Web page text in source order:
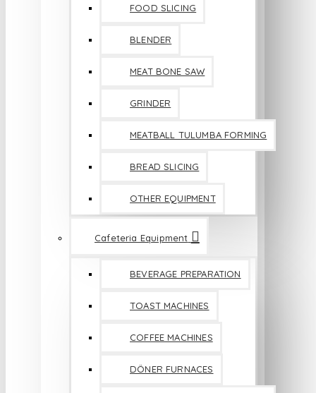
FOOD SLICING
BLENDER
MEAT BONE SAW
GRINDER
MEATBALL TULUMBA FORMING
BREAD SLICING
OTHER EQUIPMENT
Cafeteria Equipment
BEVERAGE PREPARATION
TOAST MACHINES
COFFEE MACHINES
DÖNER FURNACES